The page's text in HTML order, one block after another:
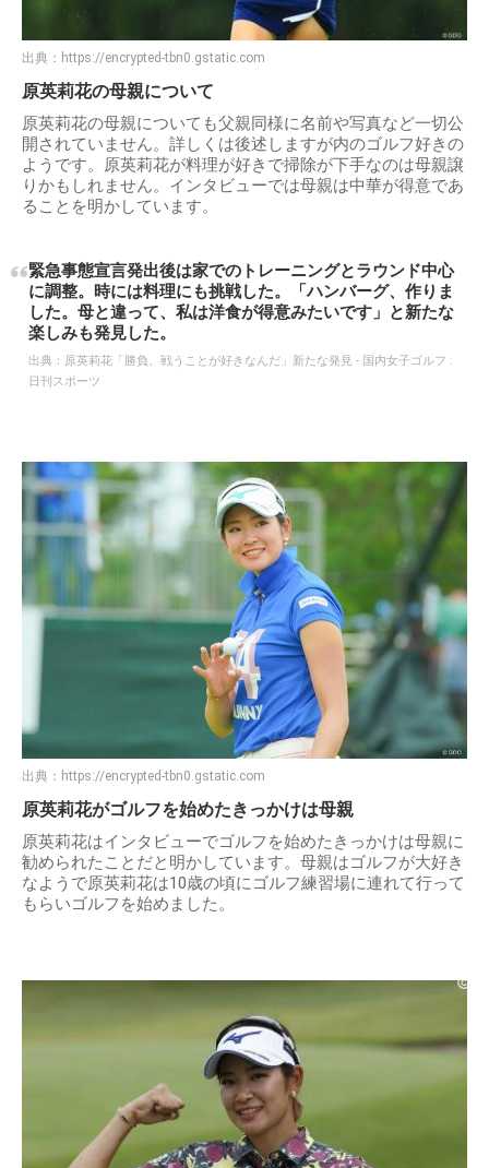
出典： https://encrypted-tbn0.gstatic.com
原英莉花の母親について
原英莉花の母親についても父親同様に名前や写真など一切公
開されていません。詳しくは後述しますが内のゴルフ好きの
ようです。原英莉花が料理が好きで掃除が下手なのは母親譲
りかもしれません。インタビューでは母親は中華が得意であ
ることを明かしています。
緊急事態宣言発出後は家でのトレーニングとラウンド中心
に調整。時には料理にも挑戦した。「ハンバーグ、作りま
した。母と違って、私は洋食が得意みたいです」と新たな
楽しみも発見した。
出典： 原英莉花「勝負、戦うことが好きなんだ」新たな発見 - 国内女子ゴルフ :
日刊スポーツ
出典： https://encrypted-tbn0.gstatic.com
原英莉花がゴルフを始めたきっかけは母親
原英莉花はインタビューでゴルフを始めたきっかけは母親に
勧められたことだと明かしています。母親はゴルフが大好き
なようで原英莉花は10歳の頃にゴルフ練習場に連れて行って
もらいゴルフを始めました。